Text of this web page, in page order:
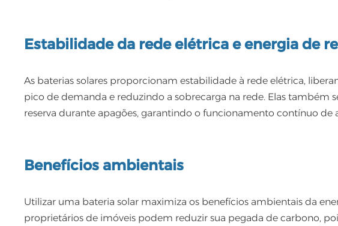
Estabilidade da rede elétrica e energia de
As baterias solares proporcionam estabilidade à rede elétrica,
pico de demanda e reduzindo a sobrecarga na rede. Elas também
reserva durante apagões, garantindo o funcionamento contínuo de
Benefícios ambientais
Utilizar uma bateria solar maximiza os benefícios ambientais da
proprietários de imóveis podem reduzir sua pegada de carbono,